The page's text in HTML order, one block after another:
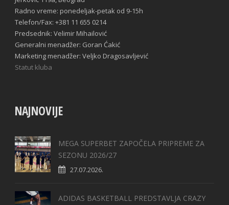
Radno vreme: ponedeljak-petak od 9-15h
Telefon/Fax: +381 11 655 0214
Predsednik: Velimir Mihailović
Generalni menadžer: Goran Ćakić
Marketing menadžer: Veljko Dragosavljević
Statut kluba
NAJNOVIJE
MEGA SUPERBET ZAPOČELA PRIPREME ZA
SEZONU 2026/27
27.07.2026.
ADIDAS BASKETBALL PREDSTAVLJA CRAZY